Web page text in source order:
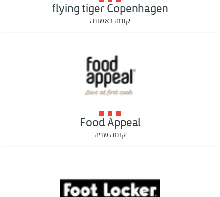
flying tiger Copenhagen
קומה ראשונה
Food Appeal
קומה שניה